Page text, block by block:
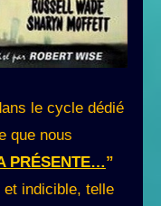
le cycle dédié
que nous
PRÉSENTE…”
et indicible, telle